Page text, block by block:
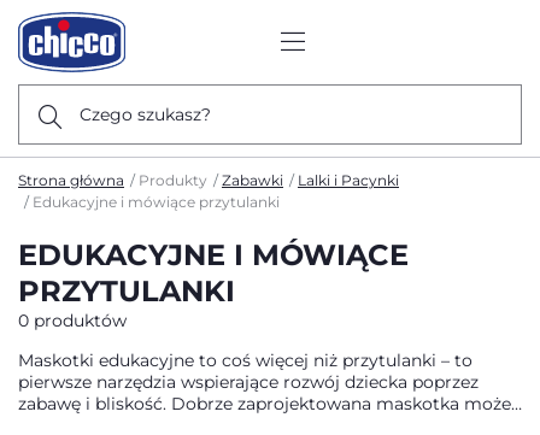
Czego szukasz?
Strona główna Produkty Zabawki
Lalki i Pacynki
Edukacyjne i mówiące przytulanki
EDUKACYJNE I MÓWIĄCE
PRZYTULANKI
0 produktów
Maskotki edukacyjne to coś więcej niż przytulanki – to
pierwsze narzędzia wspierające rozwój dziecka poprzez
zabawę i bliskość. Dobrze zaprojektowana maskotka może